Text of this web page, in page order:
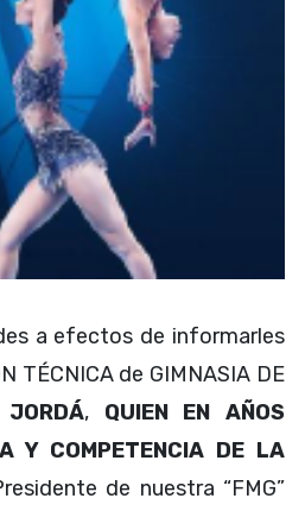
a efectos de informarles
TÉCNICA de GIMNASIA DE
, QUIEN EN AÑOS
Y COMPETENCIA DE LA
de nuestra “FMG”